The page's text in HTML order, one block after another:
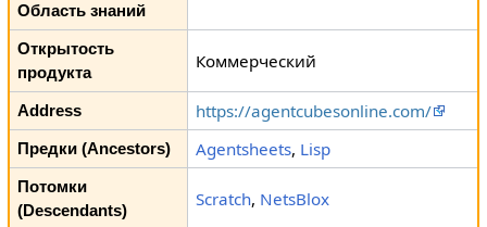
Область знаний
Открытость
продукта
Коммерческий
Address https://agentcubesonline.com/
Предки (Ancestors) Agentsheets, Lisp
Потомки
(Descendants)
Scratch, NetsBlox